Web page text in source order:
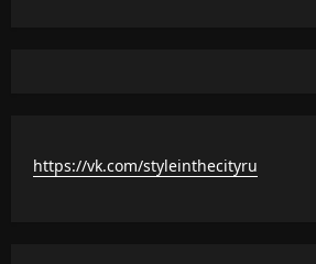
https://vk.com/styleinthecityru